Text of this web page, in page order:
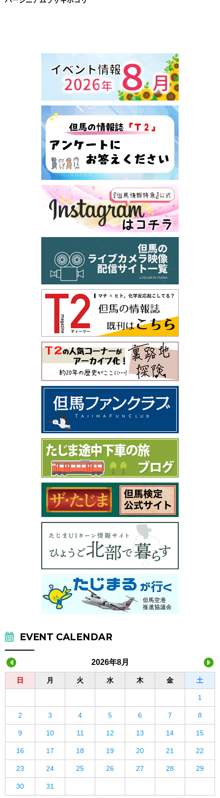
EVENT CALENDAR
2026年8月
日 月 火 水 木 金 土
1
2 3 4 5 6 7 8
9 10 11 12 13 14 15
16 17 18 19 20 21 22
23 24 25 26 27 28 29
30 31